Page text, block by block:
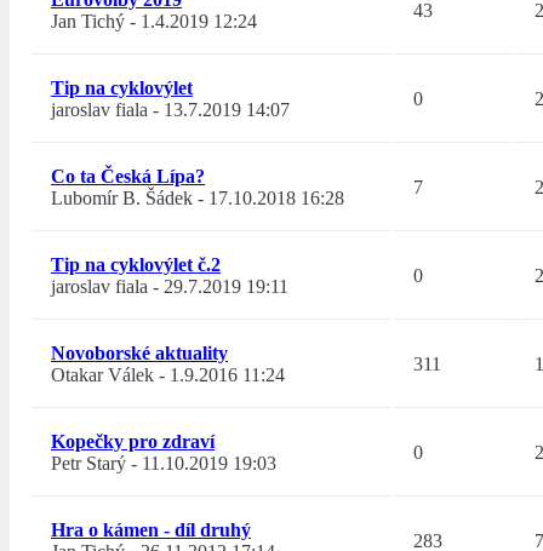
Jan Tichý - 1.4.2019 12:24
43
Tip na cyklovýlet
jaroslav fiala - 13.7.2019 14:07
0
Co ta Česká Lípa?
Lubomír B. Šádek - 17.10.2018 16:28
7
Tip na cyklovýlet č.2
jaroslav fiala - 29.7.2019 19:11
0
Novoborské aktuality
Otakar Válek - 1.9.2016 11:24
311
Kopečky pro zdraví
Petr Starý - 11.10.2019 19:03
0
Hra o kámen - díl druhý
283